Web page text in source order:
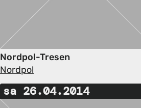
Nordpol-Tresen
Nordpol
sa 26.04.2014